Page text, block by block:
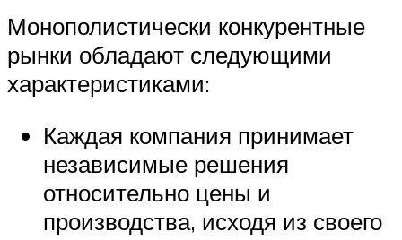
Монополистически конкурентные
рынки обладают следующими
характеристиками:
Каждая компания принимает
независимые решения
относительно цены и
производства, исходя из своего